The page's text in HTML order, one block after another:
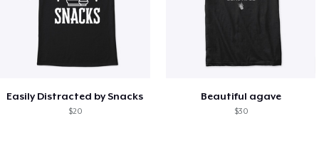
Easily Distracted by Snacks
$20
Beautiful agave
$30